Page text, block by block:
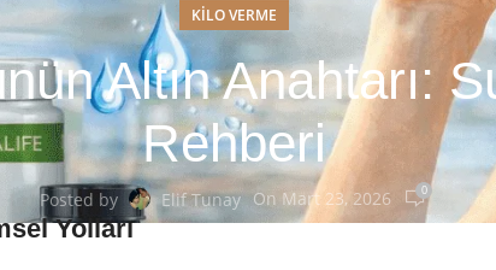
KILO VERME
Altın Anahtarı:
Rehberi
Posted by Elif Tunay On Mart 23, 2026 0
Yolları